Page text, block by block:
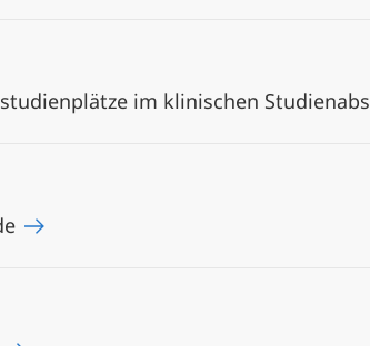
im klinischen